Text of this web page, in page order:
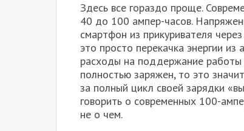
Здесь все гораздо проще.
40 до 100 ампер-часов.
смартфон из прикуривателя
это просто перекачка энергии
расходы на поддержание работы
полностью заряжен, то это
за полный цикл своей зарядки
говорить о современных 100-
не о чем.